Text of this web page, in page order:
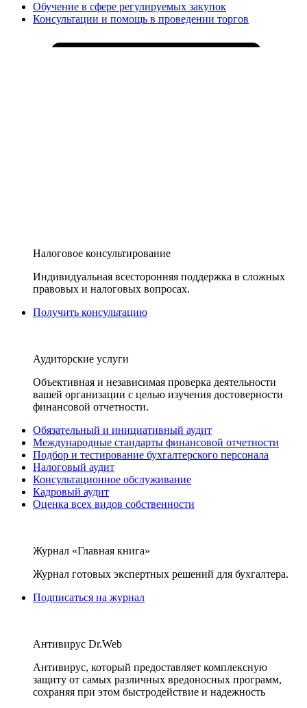
Обучение в сфере регулируемых закупок
Консультации и помощь в проведении торгов
Налоговое консультирование
Индивидуальная всесторонняя поддержка в сложных
правовых и налоговых вопросах.
Получить консультацию
Аудиторские услуги
Объективная и независимая проверка деятельности
вашей организации с целью изучения достоверности
финансовой отчетности.
Обязательный и инициативный аудит
Международные стандарты финансовой отчетности
Подбор и тестирование бухгалтерского персонала
Налоговый аудит
Консультационное обслуживание
Кадровый аудит
Оценка всех видов собственности
Журнал «Главная книга»
Журнал готовых экспертных решений для бухгалтера.
Подписаться на журнал
Антивирус Dr.Web
Антивирус, который предоставляет комплексную
защиту от самых различных вредоносных программ,
сохраняя при этом быстродействие и надежность